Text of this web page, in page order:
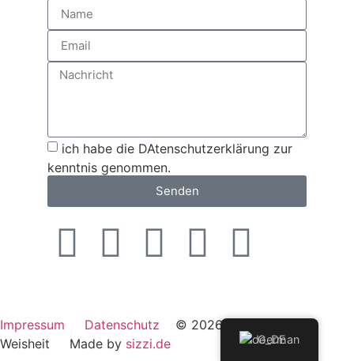
ich habe die DAtenschutzerklärung zur
kenntnis genommen.
Senden
Impressum Datenschutz © 2026 Akademie der
Weisheit Made by sizzi.de German